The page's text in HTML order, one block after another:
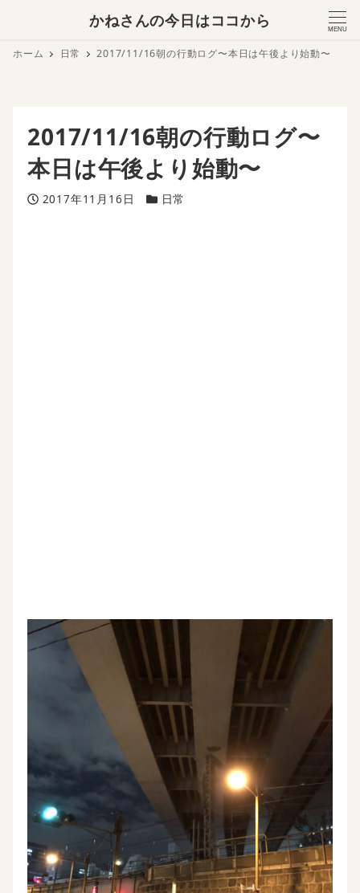
かねさんの今日はココから
MENU
ホーム 日常 2017/11/16朝の行動ログ〜本日は午後より始動〜
2017/11/16朝の行動ログ〜
本日は午後より始動〜
投稿日
2017年11月16日 カテゴリー
日常